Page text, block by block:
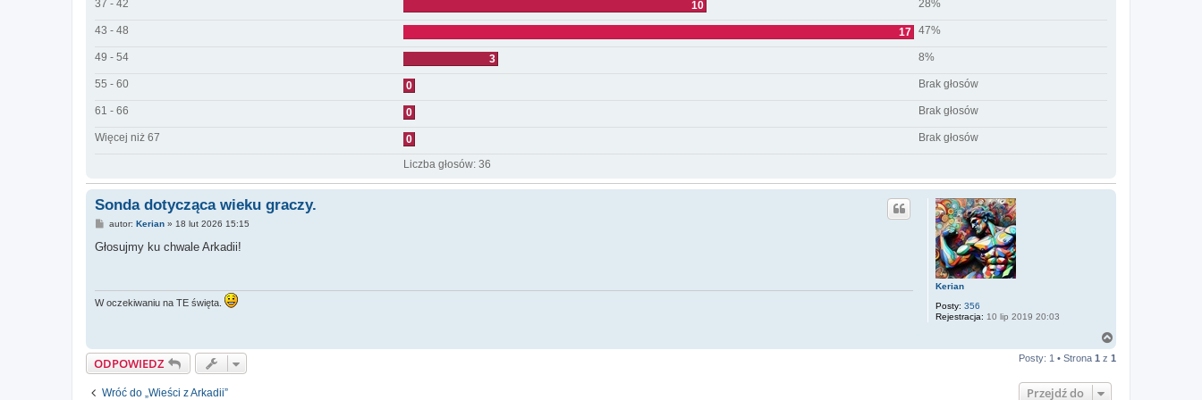
37 - 42 10 28%
43 - 48 17 47%
49 - 54 3 8%
55 - 60 0 Brak głosów
61 - 66 0 Brak głosów
Więcej niż 67 0 Brak głosów
Liczba głosów: 36
Kerian
Posty: 356
Rejestracja: 10 lip 2019 20:03
Sonda dotycząca wieku graczy.
P
s
autor: Kerian» 18 lut 2026 15:15
Głosujmy ku chwale Arkadii!
W oczekiwaniu na TE święta.
g
ODPOWIEDZ Posty: 1 • Strona 1 z 1
Wróć do „Wieści z Arkadii” Przejdź do